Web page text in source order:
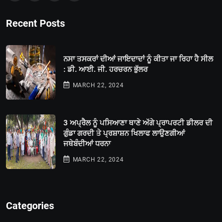
Recent Posts
ਨਸਾ ਤਸਕਰਾਂ ਦੀਆਂ ਜਾਇਦਾਦਾਂ ਨੂੰ ਕੀਤਾ ਜਾ ਰਿਹਾ ਹੈ ਸੀਲ
: ਡੀ. ਆਈ. ਜੀ. ਹਰਚਰਨ ਭੁੱਲਰ
MARCH 22, 2024
3 ਅਪ੍ਰੈਲ ਨੂੰ ਪਸਿਆਣਾ ਥਾਣੇ ਅੱਗੇ ਪ੍ਰਾਪਰਟੀ ਡੀਲਰ ਦੀ
ਗੁੰਡਾ ਗਰਦੀ ਤੇ ਪ੍ਰਸ਼ਾਸ਼ਨ ਖਿਲਾਫ ਲਾਉਣਗੀਆਂ
ਜਥੇਬੰਦੀਆਂ ਧਰਨਾ
MARCH 22, 2024
Categories